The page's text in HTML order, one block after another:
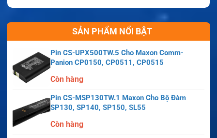
SẢN PHẨM NỔI BẬT
Pin CS-UPX500TW.5 Cho Maxon Comm-
Panion CP0150, CP0511, CP0515
Còn hàng
Pin CS-MSP130TW.1 Maxon Cho Bộ Đàm
SP130, SP140, SP150, SL55
Còn hàng